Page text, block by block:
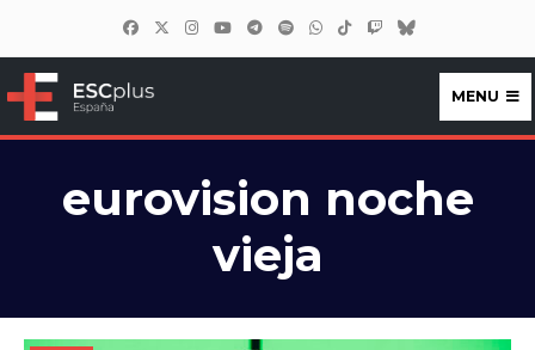
ESCplus España
MENU
eurovision noche
vieja